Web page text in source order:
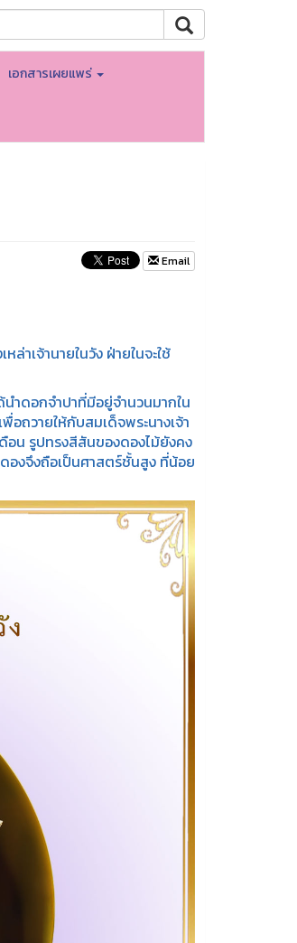
เอกสารเผยแพร่
Email
าเจ้านายในวัง ฝ่ายในจะใช้
ำดอกจำปาที่มีอยู่จำนวนมากใน
อถวายให้กับสมเด็จพระนางเจ้า
ดือน รูปทรงสีสันของดองไม้ยังคง
องจึงถือเป็นศาสตร์ชั้นสูง ที่น้อย